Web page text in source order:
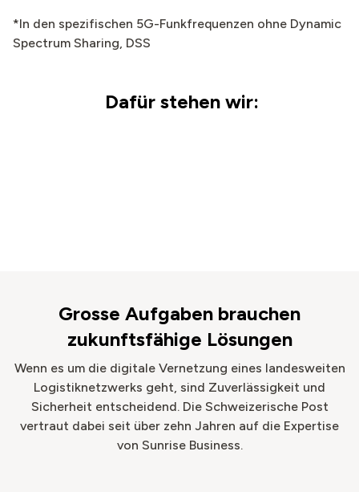
*In den spezifischen 5G-Funkfrequenzen ohne Dynamic
Spectrum Sharing, DSS
​ Dafür stehen wir:
Grosse Aufgaben brauchen
zukunftsfähige Lösungen
Wenn es um die digitale Vernetzung eines landesweiten
Logistiknetzwerks geht, sind Zuverlässigkeit und
Sicherheit entscheidend. Die Schweizerische Post
vertraut dabei seit über zehn Jahren auf die Expertise
von Sunrise Business.